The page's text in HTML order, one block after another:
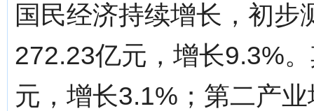
国民经济持续增长，初
272.23亿元，增长9.3%
元，增长3.1%；第二产